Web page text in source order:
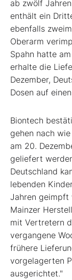
ab zwölf
enthält ein
ebenfalls
Oberarm
Spahn hatte
erhalte die
Dezember,
Dosen auf
Biontech
gehen nach
am 20.
geliefert
Deutschland
lebenden
Jahren geimpft
Mainzer
mit Vertretern
vergangene
frühere
vorgelagerten
ausgerichtet."